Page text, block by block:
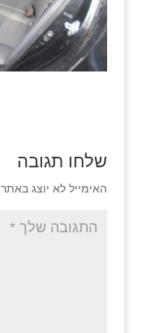
שלחו תגובה
האימייל לא יוצג באתר.